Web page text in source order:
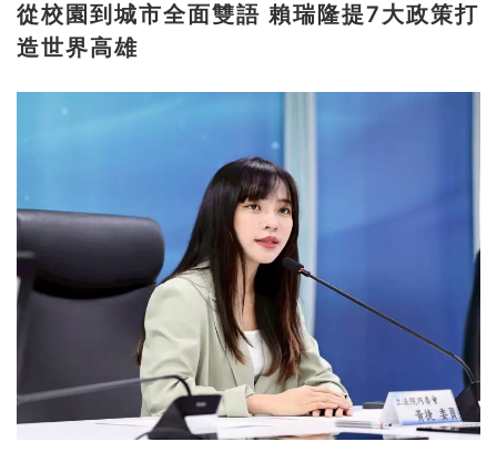
從校園到城市全面雙語 賴瑞隆提7大政策打
造世界高雄